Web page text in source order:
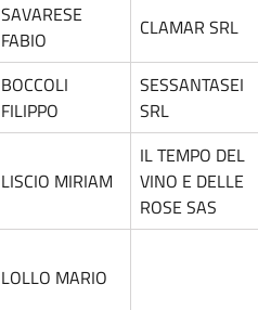
SAVARESE
FABIO
CLAMAR SRL
BOCCOLI
FILIPPO
SESSANTASEI
SRL
LISCIO MIRIAM
IL TEMPO DEL
VINO E DELLE
ROSE SAS
LOLLO MARIO